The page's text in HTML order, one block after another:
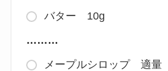
バター 10g
………
メープルシロップ 適量